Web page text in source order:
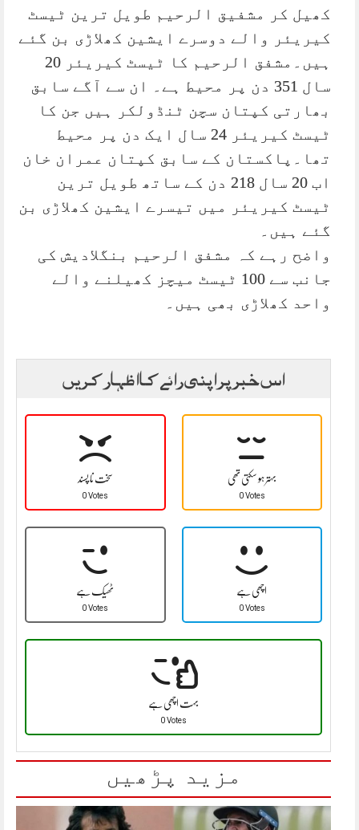
کھیل کر مشفیق الرحیم طویل ترین ٹیسٹ
کیریئر والے دوسرے ایشین کھلاڑی بن گئے
ہیں۔مشفق الرحیم کا ٹیسٹ کیریئر 20
سال 351 دن پر محیط ہے۔ ان سے آگے سابق
بھارتی کپتان سچن ٹنڈولکر ہیں جن کا
ٹیسٹ کیریئر 24 سال ایک دن پر محیط
تھا۔پاکستان کے سابق کپتان عمران خان
اب 20 سال 218 دن کے ساتھ طویل ترین
ٹیسٹ کیریئر میں تیسرے ایشین کھلاڑی بن
گئے ہیں۔
واضح رہے کہ مشفق الرحیم بنگلادیش کی
جانب سے 100 ٹیسٹ میچز کھیلنے والے
واحد کھلاڑی بھی ہیں۔
اس خبر پر اپنی رائے کا اظہار کریں
سخت نا پسند
0 Votes
بہتر ہو سکتی تھی
0 Votes
ٹھیک ہے
0 Votes
اچھی ہے
0 Votes
بہت اچھی ہے
0 Votes
مزید پڑھیں